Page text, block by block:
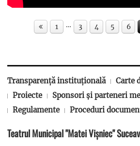
1 … 3 4 5 6
Transparență instituțională
Carte
Proiecte
Sponsori și parteneri
Regulamente
Proceduri
Teatrul Municipal "Matei Vișniec"